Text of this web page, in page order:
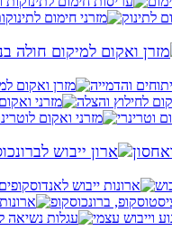
לתינוק
והדמייה
לחילוץ והצלה
וטרינרי
ברונכוסקופ
וייבוש עצמי